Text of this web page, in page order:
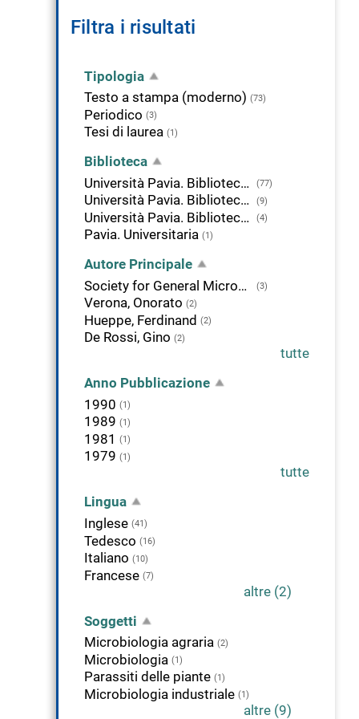
Filtra i risultati
Tipologia
Testo a stampa (moderno) (73)
Periodico (3)
Tesi di laurea (1)
Biblioteca
Università Pavia. Biblioteca della Scienza e della Tecnica
(77)
Università Pavia. Biblioteca di Area Medica "Adolfo Ferrata" (9)
Università Pavia. Biblioteca delle Scienze (4)
Pavia. Universitaria (1)
Autore Principale
Society for General Microbiology
(3)
Verona, Onorato (2)
Hueppe, Ferdinand (2)
De Rossi, Gino (2)
tutte
Anno Pubblicazione
1990 (1)
1989 (1)
1981 (1)
1979 (1)
tutte
Lingua
Inglese (41)
Tedesco (16)
Italiano (10)
Francese (7)
altre (2)
Soggetti
Microbiologia agraria (2)
Microbiologia (1)
Parassiti delle piante (1)
Microbiologia industriale (1)
altre (9)